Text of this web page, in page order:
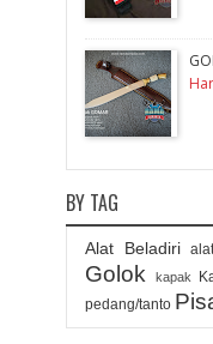
BY TAG
Alat Beladiri
Golok kapak
pedang/tanto